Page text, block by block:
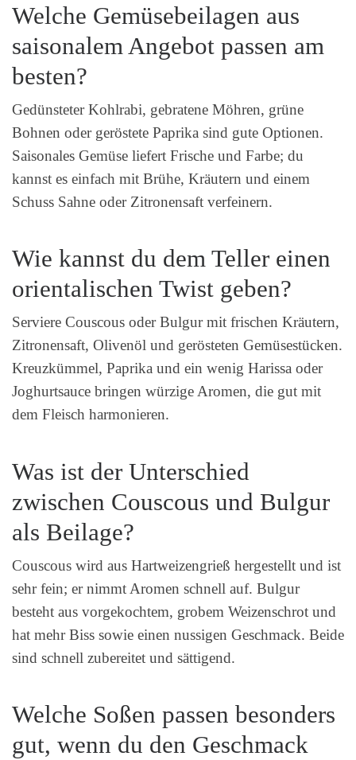
Welche Gemüsebeilagen aus
saisonalem Angebot passen am
besten?
Gedünsteter Kohlrabi, gebratene Möhren, grüne
Bohnen oder geröstete Paprika sind gute Optionen.
Saisonales Gemüse liefert Frische und Farbe; du
kannst es einfach mit Brühe, Kräutern und einem
Schuss Sahne oder Zitronensaft verfeinern.
Wie kannst du dem Teller einen
orientalischen Twist geben?
Serviere Couscous oder Bulgur mit frischen Kräutern,
Zitronensaft, Olivenöl und gerösteten Gemüsestücken.
Kreuzkümmel, Paprika und ein wenig Harissa oder
Joghurtsauce bringen würzige Aromen, die gut mit
dem Fleisch harmonieren.
Was ist der Unterschied
zwischen Couscous und Bulgur
als Beilage?
Couscous wird aus Hartweizengrieß hergestellt und ist
sehr fein; er nimmt Aromen schnell auf. Bulgur
besteht aus vorgekochtem, grobem Weizenschrot und
hat mehr Biss sowie einen nussigen Geschmack. Beide
sind schnell zubereitet und sättigend.
Welche Soßen passen besonders
gut, wenn du den Geschmack